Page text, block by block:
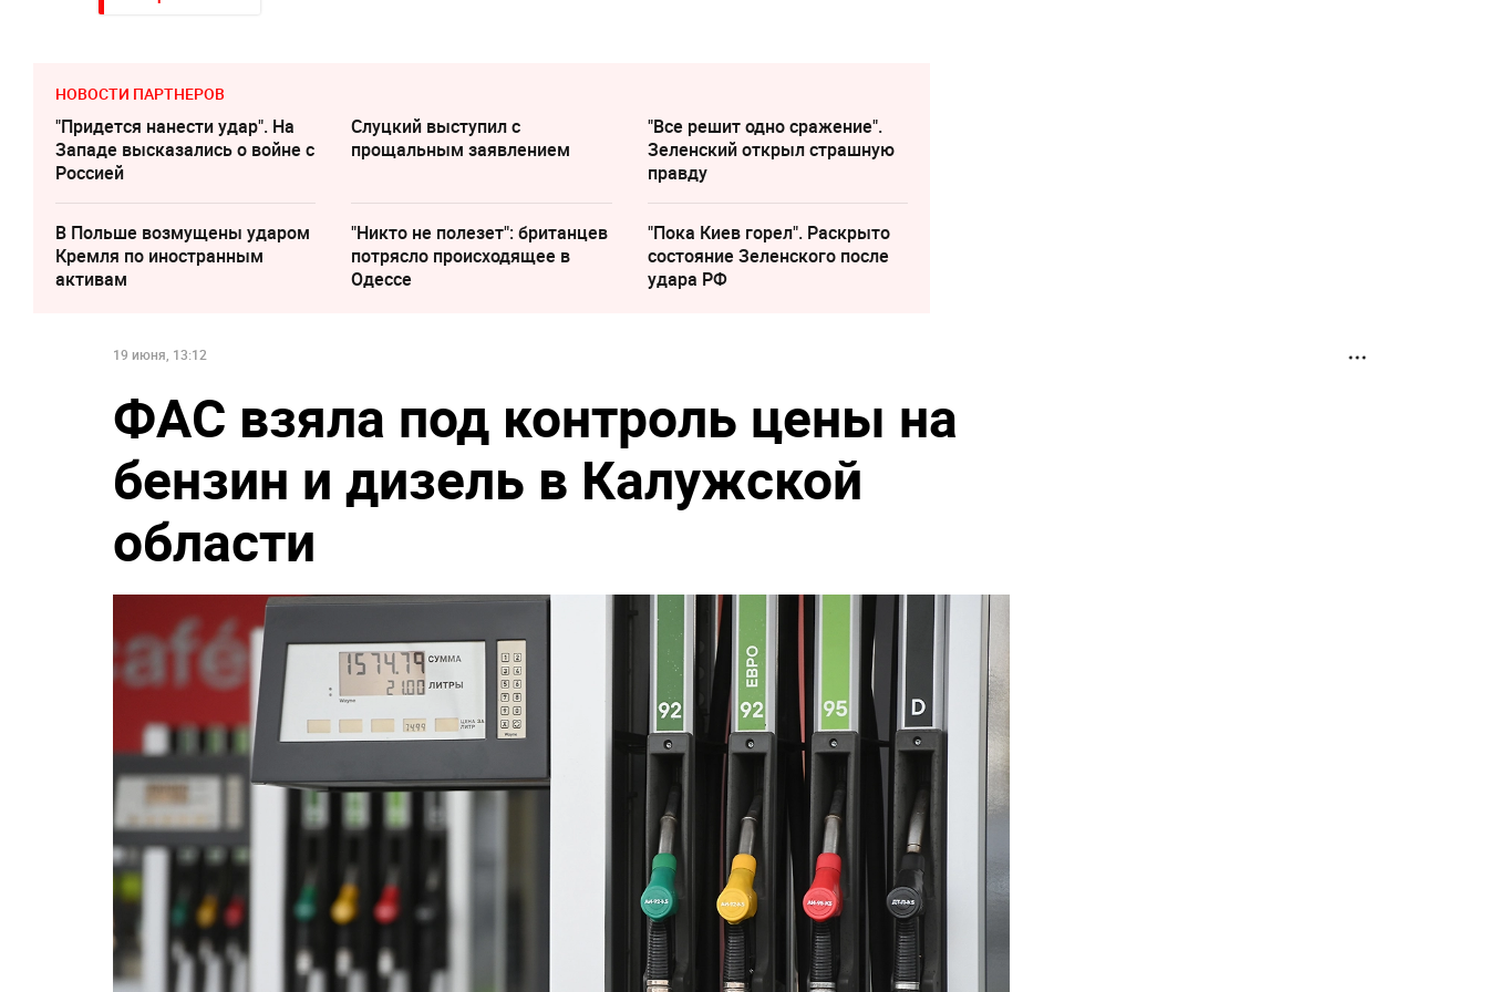
НОВОСТИ ПАРТНЕРОВ
"Придется нанести удар". На
Западе высказались о войне с
Россией
Слуцкий выступил с
прощальным заявлением
"Все решит одно сражение".
Зеленский открыл страшную
правду
В Польше возмущены ударом
Кремля по иностранным
активам
"Никто не полезет": британцев
потрясло происходящее в
Одессе
"Пока Киев горел". Раскрыто
состояние Зеленского после
удара РФ
19 июня, 13:12
ФАС взяла под контроль цены на
бензин и дизель в Калужской
области